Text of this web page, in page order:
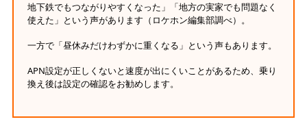
地下鉄でもつながりやすくなった」「地方の実家でも問題なく
使えた」という声があります（ロケホン編集部調べ）。
一方で「昼休みだけわずかに重くなる」という声もあります。
APN設定が正しくないと速度が出にくいことがあるため、乗り
換え後は設定の確認をお勧めします。